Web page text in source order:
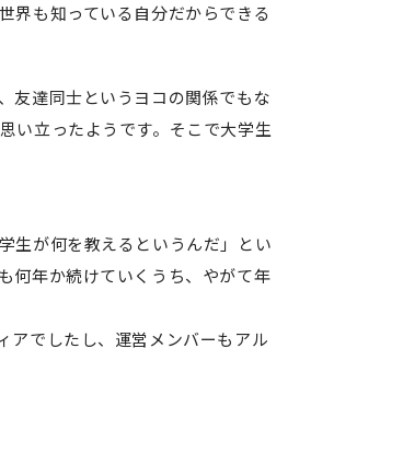
界も知っている自分だからできる
友達同士というヨコの関係でもな
い立ったようです。そこで大学生
生が何を教えるというんだ」とい
何年か続けていくうち、やがて年
アでしたし、運営メンバーもアル